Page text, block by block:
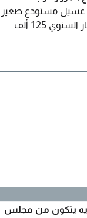
غرفة غسيل مستودع صغير
كراج سيارات غرفة عامل منزليه عقد موثق الإيجار السنوي 125 ألف
يتكون من مجلس